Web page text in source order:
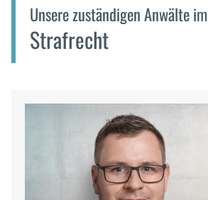
Unsere zuständigen Anwälte im
Strafrecht